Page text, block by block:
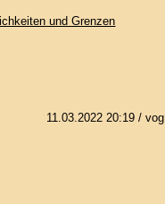
und Grenzen
11.03.2022 20:19/ vog